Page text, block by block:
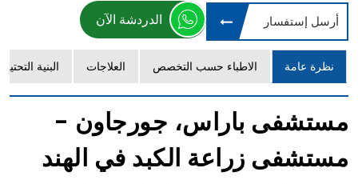
أرسل إستفسار الدردشة الآن
نظرة عامة الاطباء حسب التخصص العلاجات البنية التحتية
مستشفى باراس، جورجاون -
مستشفى زراعة الكبد في الهند